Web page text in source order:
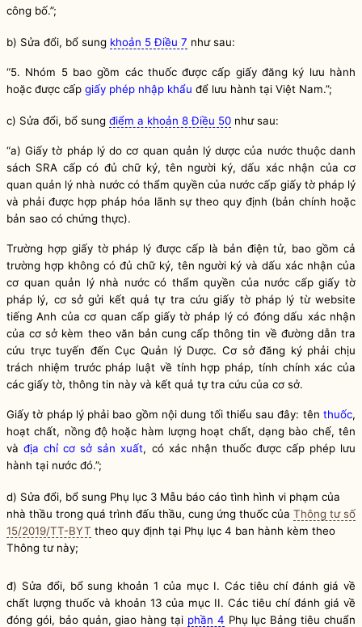
công bố.”;
b) Sửa đổi, bổ sung khoản 5 Điều 7 như sau:
“5. Nhóm 5 bao gồm các thuốc được cấp giấy đăng ký lưu hành
hoặc được cấp giấy phép nhập khẩu để lưu hành tại Việt Nam.”;
c) Sửa đổi, bổ sung điểm a khoản 8 Điều 50 như sau:
“a) Giấy tờ pháp lý do cơ quan quản lý dược của nước thuộc danh
sách SRA cấp có đủ chữ ký, tên người ký, dấu xác nhận của cơ
quan quản lý nhà nướccó thẩmquyền của nước cấp giấy tờ pháp lý
và phải được hợp pháphóa lãnh sự theo quy định (bản chính hoặc
bản sao có chứng thực).
Trường hợp giấy tờ pháp lý được cấp là bản điện tử, bao gồm cả
trường hợp không có đủ chữ ký, tên người ký và dấu xác nhận của
cơ quan quản lý nhà nướccó thẩmquyền của nước cấp giấy tờ
pháp lý, cơ sở gửi kết quả tự tra cứu giấy tờ pháp lý từ website
tiếng Anh của cơ quan cấp giấy tờ pháp lý có đóng dấu xác nhận
của cơ sở kèm theo văn bản cung cấp thông tin về đường dẫn tra
cứu trực tuyến đến Cục Quản lý Dược. Cơ sở đăng ký phải chịu
trách nhiệm trước pháp luật về tính hợp pháp, tính chính xác của
các giấy tờ, thông tin này và kết quả tự tra cứu của cơ sở.
Giấy tờ pháp lý phải bao gồm nội dung tối thiểu sau đây: tên thuốc,
hoạt chất, nồng độ hoặc hàm lượng hoạt chất, dạng bào chế, tên
vàđịa chỉ cơ sở sản xuất, có xác nhận thuốcđược cấp phép lưu
hành tại nước đó.”;
d) Sửa đổi, bổ sung Phụ lục 3 Mẫu báo cáo tình hình vi phạm của
nhà thầu trong quá trình đấu thầu, cung ứng thuốc của Thông tư số
15/2019/TT-BYT theo quy định tại Phụ lục 4 ban hành kèm theo
Thông tư này;
đ) Sửa đổi, bổ sung khoản 1 của mục I. Các tiêu chí đánh giá về
chất lượng thuốc và khoản 13 của mục II. Các tiêu chí đánh giá về
đóng gói, bảo quản, giao hàng tại phần 4 Phụ lục Bảng tiêu chuẩn